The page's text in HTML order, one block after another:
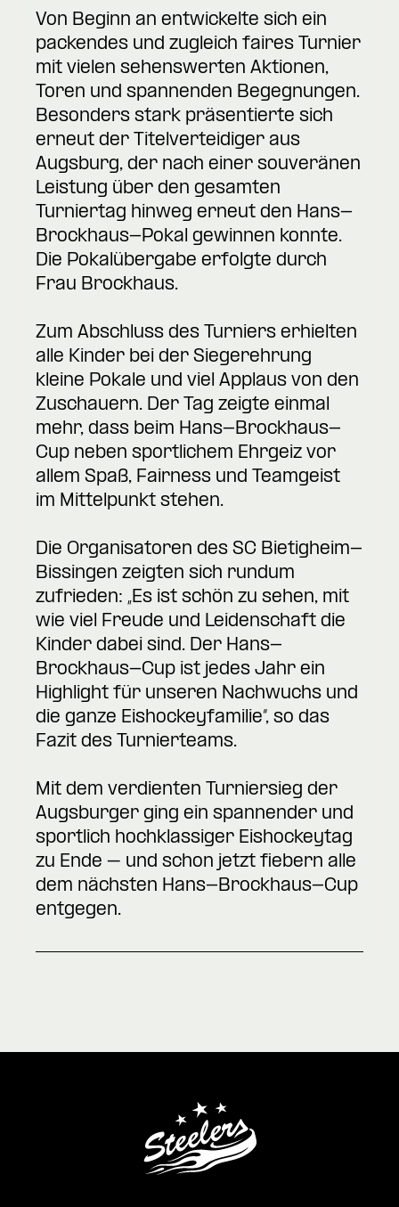
Von Beginn an entwickelte sich ein
packendes und zugleich faires Turnier
mit vielen sehenswerten Aktionen,
Toren und spannenden Begegnungen.
Besonders stark präsentierte sich
erneut der Titelverteidiger aus
Augsburg, der nach einer souveränen
Leistung über den gesamten
Turniertag hinweg erneut den Hans-
Brockhaus-Pokal gewinnen konnte.
Die Pokalübergabe erfolgte durch
Frau Brockhaus.
Zum Abschluss des Turniers erhielten
alle Kinder bei der Siegerehrung
kleine Pokale und viel Applaus von den
Zuschauern. Der Tag zeigte einmal
mehr, dass beim Hans-Brockhaus-
Cup neben sportlichem Ehrgeiz vor
allem Spaß, Fairness und Teamgeist
im Mittelpunkt stehen.
Die Organisatoren des SC Bietigheim-
Bissingen zeigten sich rundum
zufrieden: „Es ist schön zu sehen, mit
wie viel Freude und Leidenschaft die
Kinder dabei sind. Der Hans-
Brockhaus-Cup ist jedes Jahr ein
Highlight für unseren Nachwuchs und
die ganze Eishockeyfamilie“, so das
Fazit des Turnierteams.
Mit dem verdienten Turniersieg der
Augsburger ging ein spannender und
sportlich hochklassiger Eishockeytag
zu Ende – und schon jetzt fiebern alle
dem nächsten Hans-Brockhaus-Cup
entgegen.